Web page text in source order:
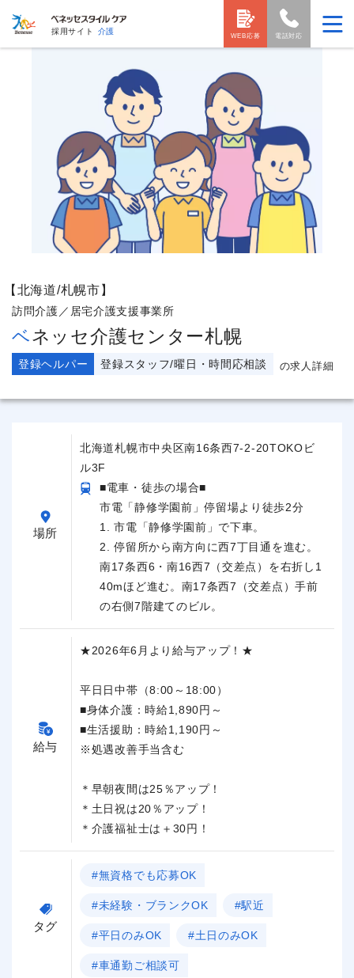
採用サイト 介護
電話対応
WEB応募
【北海道/札幌市】
訪問介護／居宅介護支援事業所
ベネッセ介護センター札幌
登録ヘルパー 登録スタッフ/曜日・時間応相談 の求人詳細
場所
北海道札幌市中央区南16条西7-2-20TOKOビ
ル3F
■電車・徒歩の場合■
市電「静修学園前」停留場より徒歩2分
1. 市電「静修学園前」で下車。
2. 停留所から南方向に西7丁目通を進む。
南17条西6・南16西7（交差点）を右折し1
40mほど進む。南17条西7（交差点）手前
の右側7階建てのビル。
給与
★2026年6月より給与アップ！★
平日日中帯（8:00～18:00）
■身体介護：時給1,890円～
■生活援助：時給1,190円～
※処遇改善手当含む
＊早朝夜間は25％アップ！
＊土日祝は20％アップ！
＊介護福祉士は＋30円！
タグ
#無資格でも応募OK
#未経験・ブランクOK #駅近
#平日のみOK #土日のみOK
#車通勤ご相談可